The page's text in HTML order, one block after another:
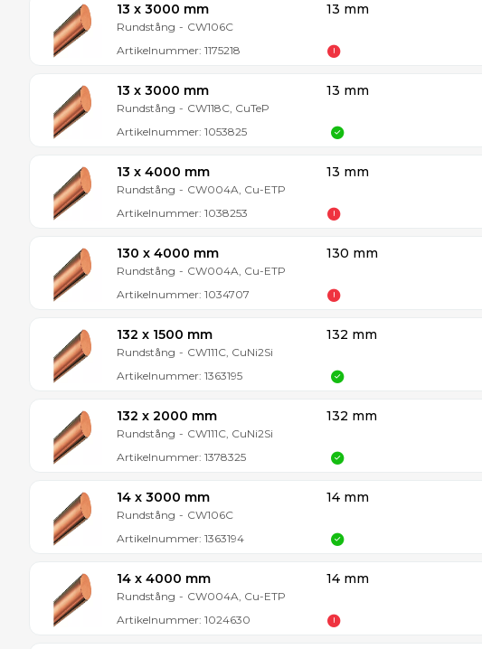
13 x 3000 mm
Rundstång - CW106C
Artikelnummer: 1175218
13 mm
13 x 3000 mm
Rundstång - CW118C, CuTeP
Artikelnummer: 1053825
13 mm
13 x 4000 mm
Rundstång - CW004A, Cu-ETP
Artikelnummer: 1038253
13 mm
130 x 4000 mm
Rundstång - CW004A, Cu-ETP
Artikelnummer: 1034707
130 mm
132 x 1500 mm
Rundstång - CW111C, CuNi2Si
Artikelnummer: 1363195
132 mm
132 x 2000 mm
Rundstång - CW111C, CuNi2Si
Artikelnummer: 1378325
132 mm
14 x 3000 mm
Rundstång - CW106C
Artikelnummer: 1363194
14 mm
14 x 4000 mm
Rundstång - CW004A, Cu-ETP
Artikelnummer: 1024630
14 mm